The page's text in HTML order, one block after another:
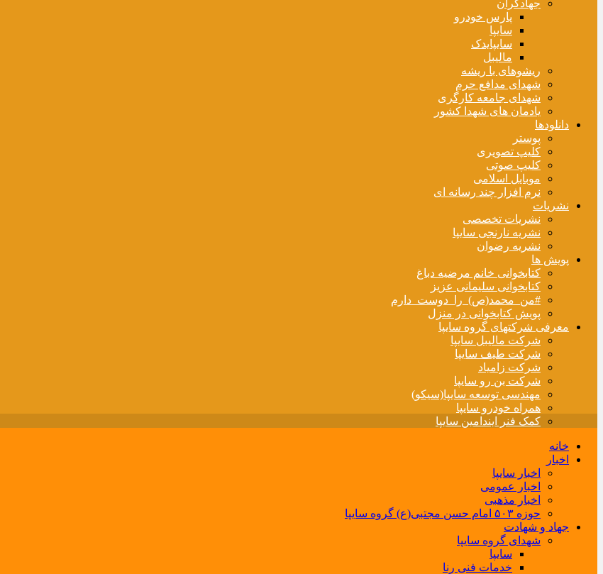
جهادگران
پارس خودرو
سایپا
سایپایدک
مالیبل
ریشوهای با ریشه
شهدای مدافع حرم
شهدای جامعه کارگری
یادمان های شهدا کشور
دانلودها
پوستر
کلیپ تصویری
کلیپ صوتی
موبایل اسلامی
نرم افزار چند رسانه ای
نشریات
نشریات تخصصی
نشریه نارنجی سایپا
نشریه رضوان
پویش ها
کتابخوانی خانم مرضیه دباغ
کتابخوانی سلیمانی عزیز
#من_محمد(ص)_را_دوست_دارم
پویش کتابخوانی در منزل
معرفی شرکتهای گروه سایپا
شرکت مالیبل سایپا
شرکت طیف سایپا
شرکت زامیاد
شرکت بن رو سایپا
مهندسی توسعه سایپا(سیکو)
همراه خودرو سایپا
کمک فنر ایندامین سایپا
خانه
اخبار
اخبار سایپا
اخبار عمومی
اخبار مذهبی
حوزه ۵۰۳ امام حسن مجتبی(ع) گروه سایپا
جهاد و شهادت
شهدای گروه سایپا
سایپا
خدمات فنی رنا